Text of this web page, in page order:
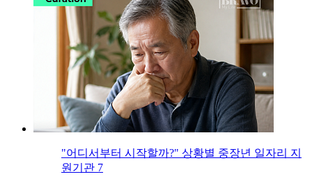
"어디서부터 시작할까?" 상황별 중장년 일자리 지
원기관 7